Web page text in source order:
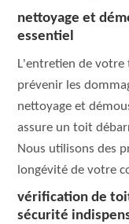
nettoyage et
essentiel
L'entretien de
prévenir les
nettoyage et
assure un toit
Nous utilisons des
longévité de votre
vérification de
sécurité